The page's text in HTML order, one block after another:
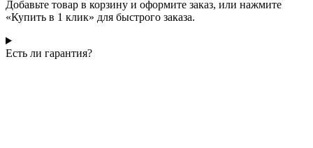
Добавьте товар в корзину и оформите заказ, или нажмите
«Купить в 1 клик» для быстрого заказа.
Есть ли гарантия?